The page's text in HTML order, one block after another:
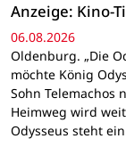
Anzeige: Kino-
06.08.2026
Oldenburg. „Die
möchte König
Sohn Telemachos
Heimweg wird
Odysseus steht